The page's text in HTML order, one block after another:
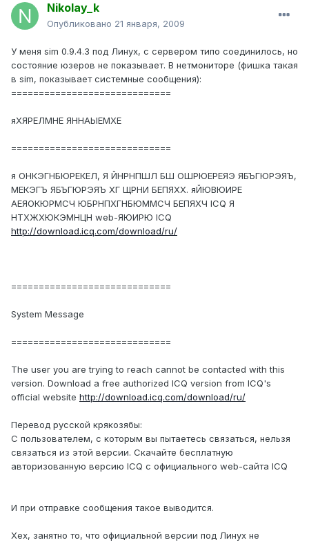
Nikolay_k
Опубликовано 21 января, 2009
У меня sim 0.9.4.3 под Линух, с сервером типо соединилось, но
состояние юзеров не показывает. В нетмониторе (фишка такая
в sim, показывает системные сообщения):
=============================
яХЯРЕЛМНЕ ЯННАЫЕМХЕ
=============================
я ОНКЭГНБЮРЕКЕЛ, Я ЙНРНПШЛ БШ ОШРЮЕРЕЯЭ ЯБЪГЮРЭЯЪ,
МЕКЭГЪ ЯБЪГЮРЭЯЪ ХГ ЩРНИ БЕПЯХХ. яЙЮВЮИРЕ
АЕЯОКЮРМСЧ ЮБРНПХГНБЮММСЧ БЕПЯХЧ ICQ Я
НТХЖХЮКЭМНЦН web-ЯЮИРЮ ICQ
http://download.icq.com/download/ru/
=============================
System Message
=============================
The user you are trying to reach cannot be contacted with this
version. Download a free authorized ICQ version from ICQ's
official website http://download.icq.com/download/ru/
Перевод русской крякозябы:
С пользователем, с которым вы пытаетесь связаться, нельзя
связаться из этой версии. Скачайте бесплатную
авторизованную версию ICQ с официального web-сайта ICQ
И при отправке сообщения такое выводится.
Хех, занятно то, что официальной версии под Линух не